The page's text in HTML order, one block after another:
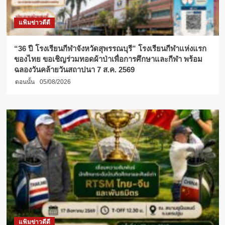
แฟ้มข่าวดีดี
“36 ปี โรงเรียนกีฬาจังหวัดสุพรรณบุรี” โรงเรียนกีฬาแห่งแรก
ของไทย ขอเชิญร่วมทอดผ้าป่าเพื่อการศึกษาและกีฬา พร้อม
ฉลองวันคล้ายวันสถาปนา 7 ส.ค. 2569
ตอนนั้น 05/08/2026
แฟ้มข่าวดีดี